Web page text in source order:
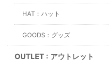
HAT：ハット
GOODS：グッズ
OUTLET : アウトレット